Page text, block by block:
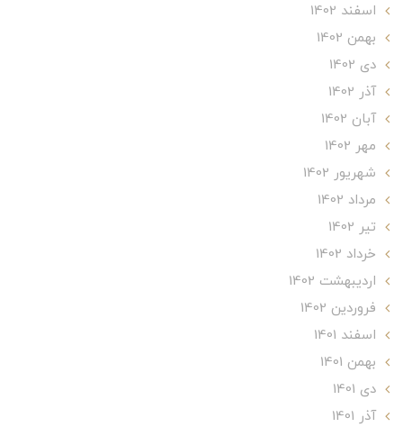
اسفند 1402
بهمن 1402
دی 1402
آذر 1402
آبان 1402
مهر 1402
شهریور 1402
مرداد 1402
تير 1402
خرداد 1402
ارديبهشت 1402
فروردین 1402
اسفند 1401
بهمن 1401
دی 1401
آذر 1401